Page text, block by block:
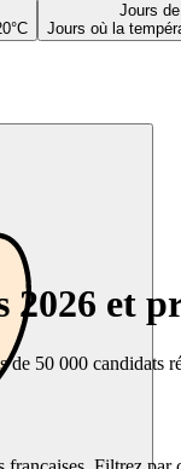
Jours
Jours où la
et
50 000 candidats